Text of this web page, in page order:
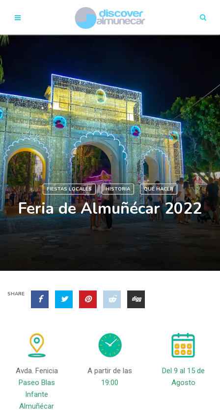
FIESTAS LOCALES HISTORIA QUÉ HACER
Feria de Almuñécar 2022
SHARE
Avda. Fenicia
Paseo Blas
Infante
Almuñécar
A partir de las
19:00
Del 9 al 15 de
Agosto